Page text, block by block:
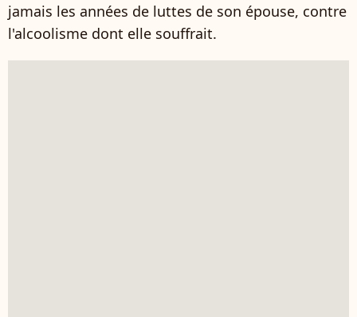
jamais les années de luttes de son épouse, contre
l'alcoolisme dont elle souffrait.